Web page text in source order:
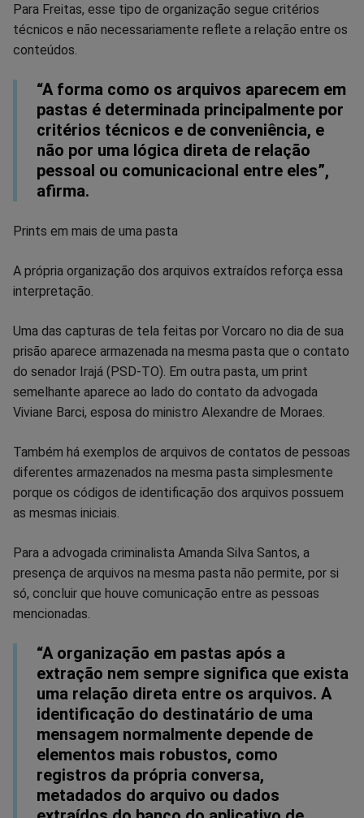
Para Freitas, esse tipo de organização segue critérios
técnicos e não necessariamente reflete a relação entre os
conteúdos.
“A forma como os arquivos aparecem em
pastas é determinada principalmente por
critérios técnicos e de conveniência, e
não por uma lógica direta de relação
pessoal ou comunicacional entre eles”,
afirma.
Prints em mais de uma pasta
A própria organização dos arquivos extraídos reforça essa
interpretação.
Uma das capturas de tela feitas por Vorcaro no dia de sua
prisão aparece armazenada na mesma pasta que o contato
do senador Irajá (PSD-TO). Em outra pasta, um print
semelhante aparece ao lado do contato da advogada
Viviane Barci, esposa do ministro Alexandre de Moraes.
Também há exemplos de arquivos de contatos de pessoas
diferentes armazenados na mesma pasta simplesmente
porque os códigos de identificação dos arquivos possuem
as mesmas iniciais.
Para a advogada criminalista Amanda Silva Santos, a
presença de arquivos na mesma pasta não permite, por si
só, concluir que houve comunicação entre as pessoas
mencionadas.
“A organização em pastas após a
extração nem sempre significa que exista
uma relação direta entre os arquivos. A
identificação do destinatário de uma
mensagem normalmente depende de
elementos mais robustos, como
registros da própria conversa,
metadados do arquivo ou dados